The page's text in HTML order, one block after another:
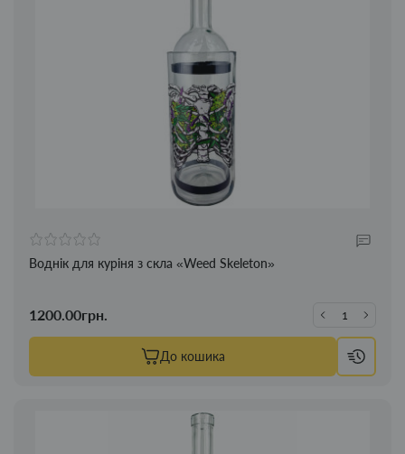
Воднік для куріня з скла «Weed Skeleton»
1200.00грн.
До кошика